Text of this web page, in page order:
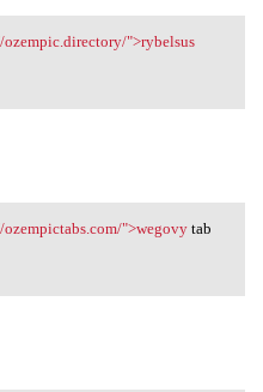
ozempic
">rybelsus
ozempictabs
">wegovytab